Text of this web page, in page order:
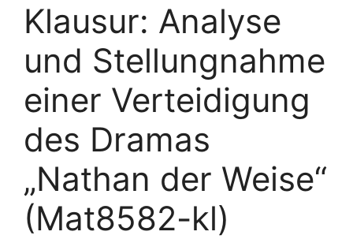
Klausur: Analyse
und Stellungnahme
einer Verteidigung
des Dramas
„Nathan der Weise“
(Mat8582-kl)